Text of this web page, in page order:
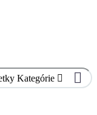
Kategórie